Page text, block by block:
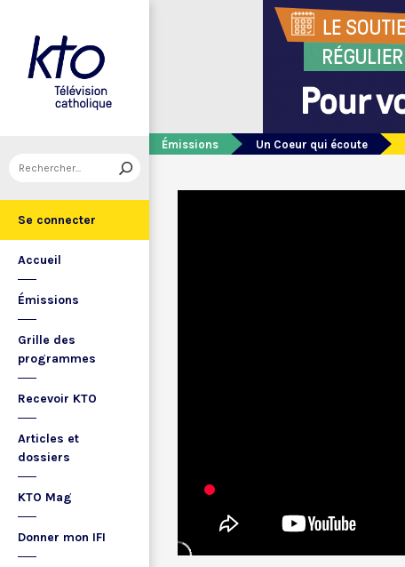
Se connecter
Accueil
Émissions
Grille des
programmes
Recevoir KTO
Articles et
dossiers
KTO Mag
Donner mon IFI
Émissions Un Coeur qui écoute